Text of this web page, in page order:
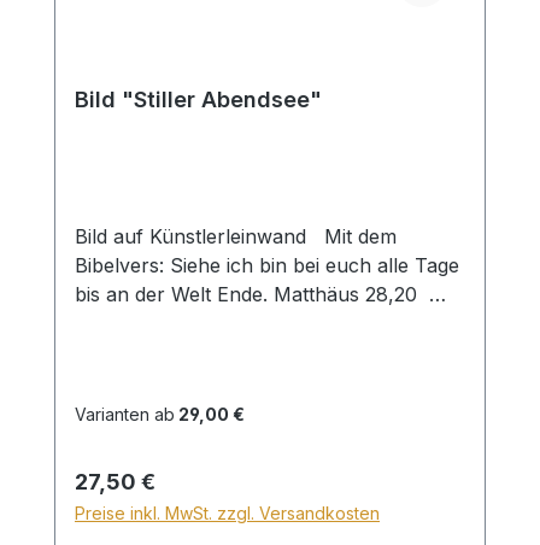
Bild "Stiller Abendsee"
Bild auf Künstlerleinwand Mit dem
Bibelvers: Siehe ich bin bei euch alle Tage
bis an der Welt Ende. Matthäus 28,20
Zuschlag für Sperrgut in Höhe von
Ausland beträgt der Sperrgutzuschlag
30€.
Varianten ab 29,00 €
Regulärer Preis:
27,50 €
Preise inkl. MwSt. zzgl. Versandkosten